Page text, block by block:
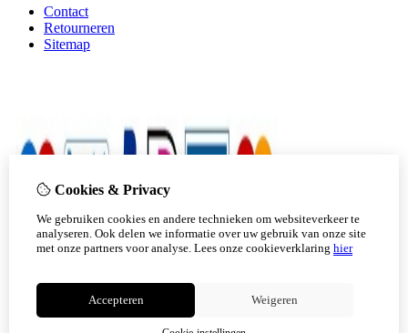
Contact
Retourneren
Sitemap
Cookies & Privacy
We gebruiken cookies en andere technieken om websiteverkeer te
analyseren. Ook delen we informatie over uw gebruik van onze site
met onze partners voor analyse. Lees onze cookieverklaring hier
Accepteren Weigeren